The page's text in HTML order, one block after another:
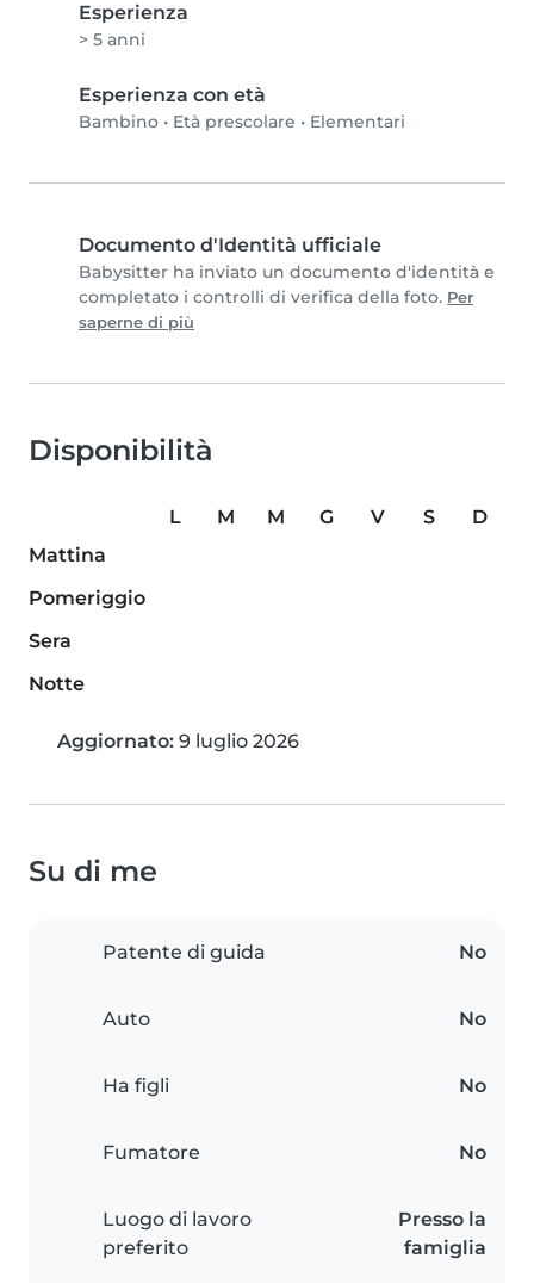
Esperienza
> 5 anni
Esperienza con età
Bambino • Età prescolare • Elementari
Documento d'Identità ufficiale
Babysitter ha inviato un documento d'identità e
completato i controlli di verifica della foto. Per
saperne di più
Disponibilità
L M M G V S
D
Mattina
Pomeriggio
Sera
Notte
Aggiornato: 9 luglio 2026
Su di me
Patente di guida No
Auto No
Ha figli No
Fumatore No
Luogo di lavoro
preferito
Presso la
famiglia